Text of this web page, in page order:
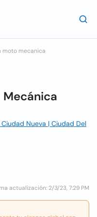
moto mecanica
Mecánica
Nueva | Ciudad Del
actualización: 2/3/23, 7:29 PM